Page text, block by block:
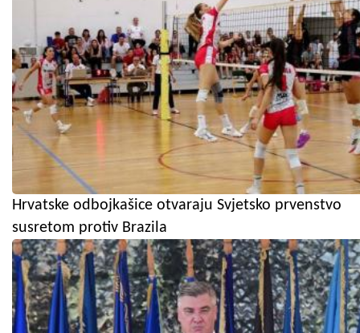
Hrvatske odbojkašice otvaraju Svjetsko prvenstvo
susretom protiv Brazila